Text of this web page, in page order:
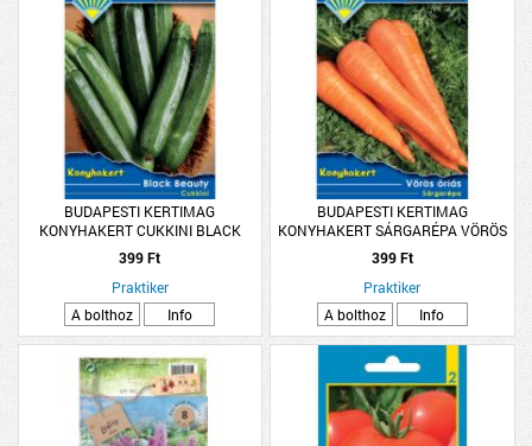
BUDAPESTI KERTIMAG
KONYHAKERT CUKKINI BLACK
BEAUTY
399 Ft
Praktiker
A bolthoz
Info
BUDAPESTI KERTIMAG
KONYHAKERT SÁRGARÉPA VÖRÖS
ÓRIÁS
399 Ft
Praktiker
A bolthoz
Info